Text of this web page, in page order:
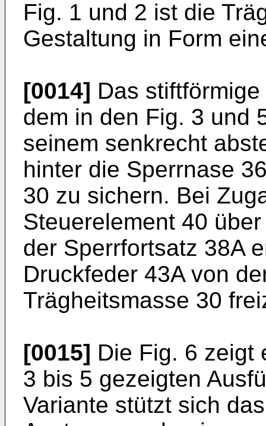
Fig. 1 und 2 ist die
Gestaltung in Form
[0014] Das
dem in den Fig. 3 und
seinem senkrecht
hinter die Sperrnase
30 zu sichern. Bei
Steuerelement 40
der Sperrfortsatz 38A
Druckfeder 43A von
Trägheitsmasse 30
[0015] Die Fig. 6 zeigt
3 bis 5 gezeigten
Variante stützt sich